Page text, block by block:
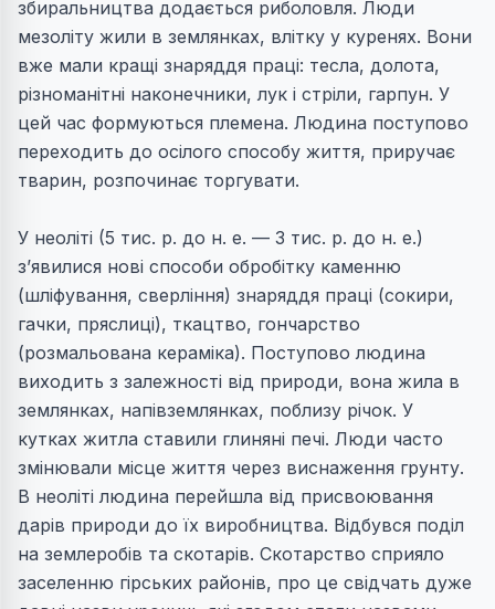
збиральництва додається риболовля. Люди
мезолiту жили в землянках, влітку у куренях. Вони
вже мали кращі знаряддя праці: тесла, долота,
рiзноманiтнi наконечники, лук i стрiли, гарпун. У
цей час формуються племена. Людина поступово
переходить до осiлого способу життя, приручає
тварин, розпочинає торгувати.
У неоліті (5 тис. р. до н. е. — 3 тис. р. до н. е.)
з’явилися нові способи обробітку каменню
(шліфування, сверління) знаряддя працi (сокири,
гачки, пряслицi), ткацтво, гончарство
(розмальована керамiка). Поступово людина
виходить з залежностi вiд природи, вона жила в
землянках, напiвземлянках, поблизу рiчок. У
кутках житла ставили глинянi печi. Люди часто
змiнювали мiсце життя через виснаження грунту.
В неолiтi людина перейшла вiд присвоювання
дарiв природи до їх виробництва. Відбувся подiл
на землеробiв та скотарiв. Скотарство сприяло
заселенню гiрських районiв, про це свiдчать дуже